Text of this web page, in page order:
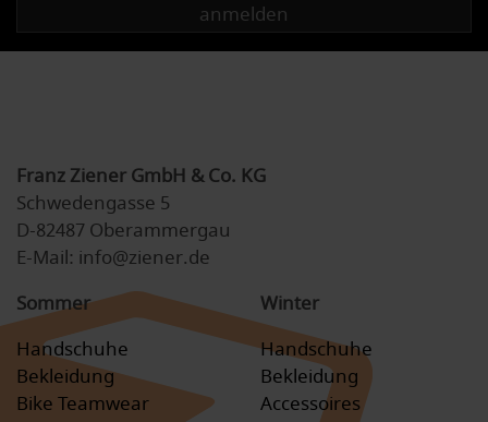
anmelden
Franz Ziener GmbH & Co. KG
Schwedengasse 5
D-82487 Oberammergau
E-Mail: info@ziener.de
Sommer
Handschuhe
Bekleidung
Bike Teamwear
Winter
Handschuhe
Bekleidung
Accessoires